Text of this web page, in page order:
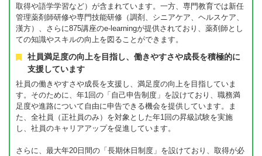
取得や語学学習など）が含まれています。一方、専門教育では新任
管理薬剤師研修や専門技能研修（調剤、シニアケア、ヘルスケア、
漢方）、さらに875講座のe-learningが提供されており、薬剤師とし
ての知識やスキルの向上を図ることができます。
社員満足度の向上を目指し、働きやすさや成長を積極的に
支援しています
社員の働きやすさや成長を支援し、満足度の向上を目指していま
す。そのために、年1回の「自己申告制度」を設けており、職務満
足度や進路について自由に申告できる機会を提供しています。ま
た、全社員（正社員のみ）を対象とした年1回の昇級試験を実施
し、社員のキャリアアップを促進しています。
さらに、最大年20日間の「長期休日制度」を設けており、取得が必